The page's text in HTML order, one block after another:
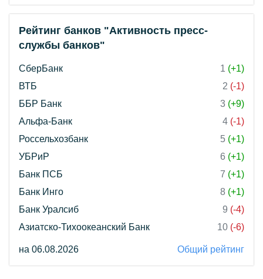
Рейтинг банков "Активность пресс-
службы банков"
СберБанк 1 (+1)
ВТБ
2 (-1)
ББР Банк
3 (+9)
Альфа-Банк
4 (-1)
Россельхозбанк
5 (+1)
УБРиР
6 (+1)
Банк ПСБ
7 (+1)
Банк Инго
8 (+1)
Банк Уралсиб
9 (-4)
Азиатско-Тихоокеанский Банк
10 (-6)
на 06.08.2026 Общий рейтинг